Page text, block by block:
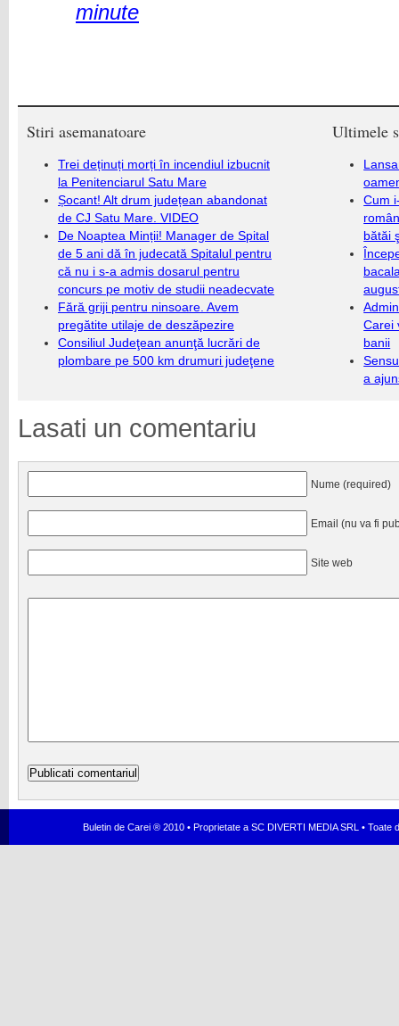
minute
Stiri asemanatoare
Trei deținuți morți în incendiul izbucnit
la Penitenciarul Satu Mare
Șocant! Alt drum județean abandonat
de CJ Satu Mare. VIDEO
De Noaptea Minții! Manager de Spital
de 5 ani dă în judecată Spitalul pentru
că nu i s-a admis dosarul pentru
concurs pe motiv de studii neadecvate
Fără griji pentru ninsoare. Avem
pregătite utilaje de deszăpezire
Consiliul Judeţean anunţă lucrări de
plombare pe 500 km drumuri judeţene
Ultimele
Cum
bătăi
Carei
banii
a
Lasati un comentariu
Nume (required)
Email (nu va fi
Site web
Buletin de Carei ® 2010 • Proprietate a SC DIVERTI MEDIA SRL •